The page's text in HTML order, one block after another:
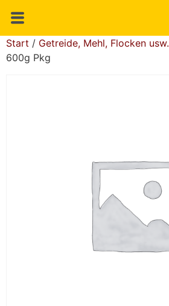
Start / Getreide, Mehl, Flocken usw.
600g Pkg